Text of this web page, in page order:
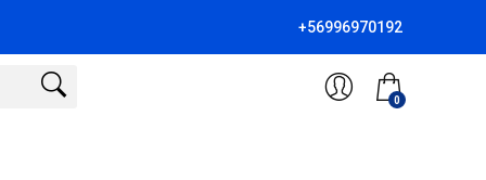
+56996970192
0